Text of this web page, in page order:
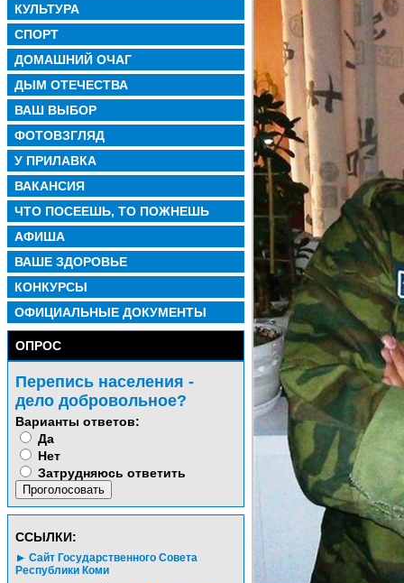
КУЛЬТУРА
СПОРТ
ДОМАШНИЙ ОЧАГ
ДЫМ ОТЕЧЕСТВА
ВАШ ВЫБОР
ФОТОВЗГЛЯД
У ПРИЛАВКА
ВАКАНСИЯ
ЧТО ПОСЕЕШЬ, ТО ПОЖНЕШЬ
АФИША
ВАШЕ ЗДОРОВЬЕ
КОНКУРСЫ
ОФИЦИАЛЬНЫЕ ДОКУМЕНТЫ
ОПРОС
Перепись населения -
дело добровольное?
Варианты ответов:
Да
Нет
Затрудняюсь ответить
CСЫЛКИ:
Сайт Государственного Совета
Республики Коми